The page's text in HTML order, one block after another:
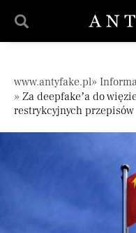
www.antyfake.pl
Za deepfake’a do
restrykcyjnych przepisów